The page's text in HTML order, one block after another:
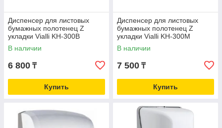
Диспенсер для листовых
бумажных полотенец Z
укладки Vialli KH-300B
(Турция)
В наличии
6 800 ₸
Купить
Диспенсер для листовых
бумажных полотенец Z
укладки Vialli KH-300М
(Турция)
В наличии
7 500 ₸
Купить